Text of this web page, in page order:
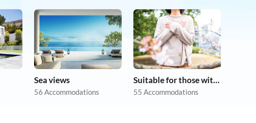
Sea views
56 Accommodations
Suitable for those with allergies
55 Accommodations